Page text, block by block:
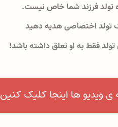
تولد فرزند شما خاص نیست.
تولد اختصاصی هدیه دهید
فقط به او تعلق داشته باشد!
ویدیو ها اینجا کلیک کنین